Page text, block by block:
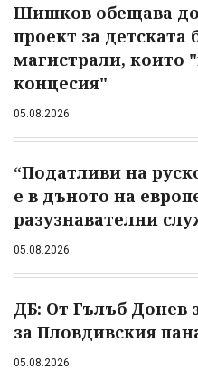
Шишков обещава до
проект за детската
магистрали, които
концесия"
05.08.2026
“Податливи на
е в дъното на
разузнавателни
05.08.2026
ДБ: От Гълъб Донев
за Пловдивския
05.08.2026